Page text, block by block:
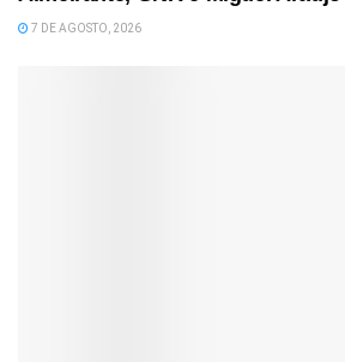
7 DE AGOSTO, 2026